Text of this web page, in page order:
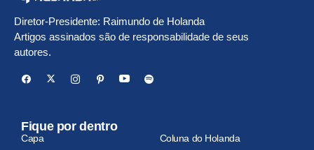
Diretor-Presidente: Raimundo de Holanda
Artigos assinados são de responsabilidade de seus
autores.
Fique por dentro
Capa
Coluna do Holanda